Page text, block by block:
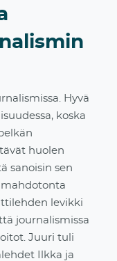
Hyvä
koska
huolen
sanoisin sen
mahdotonta
levikki
journalismissa
Juuri tuli
Ilkka ja